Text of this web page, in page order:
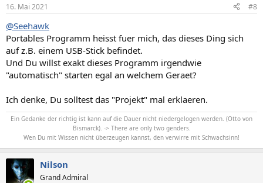
e
:
16. Mai 2021 #8
@Seehawk
Portables Programm heisst fuer mich, das dieses Ding sich
auf z.B. einem USB-Stick befindet.
Und Du willst exakt dieses Programm irgendwie
"automatisch" starten egal an welchem Geraet?
Ich denke, Du solltest das "Projekt" mal erklaeren.
Ein Gedanke der richtig ist kann auf die Dauer nicht niedergelogen werden. (Otto von
Bismarck). -> There are only two genders.
Wen Du mit Wissen nicht überzeugen kannst, den verwirre mit Schwachsinn!
Nilson
Grand Admiral